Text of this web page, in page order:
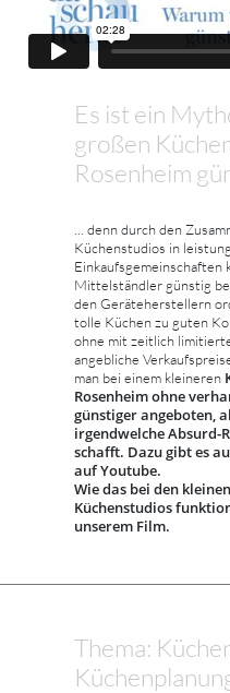
Es ist ein
großen
Rosenheim
... denn durch den
Küchenstudios in
Einkaufsgemeinschaften
Mittelständler günstig
den Geräteherstellern
tolle Küchen zu guten
ohne mit zeitlich
angebliche
man bei einem kleineren
Rosenheim ohne
günstiger angeboten,
irgendwelche Absurd-
schafft. Dazu gibt es
auf Youtube.
Wie das bei den
Küchenstudios
unserem Film.
Thema: